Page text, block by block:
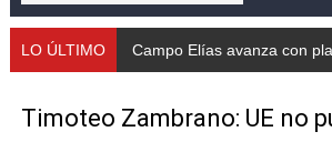
Gobernación de Mérida instalará
Fundecem ofrece taller de bordado
LO ÚLTIMO Campo Elías avanza con
Timoteo Zambrano: UE no